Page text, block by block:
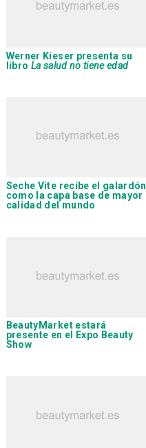
Werner Kieser presenta su
libro La salud no tiene edad
Seche Vite recibe el galardón
como la capa base de mayor
calidad del mundo
BeautyMarketestará
presente en el
Expo Beauty
Show